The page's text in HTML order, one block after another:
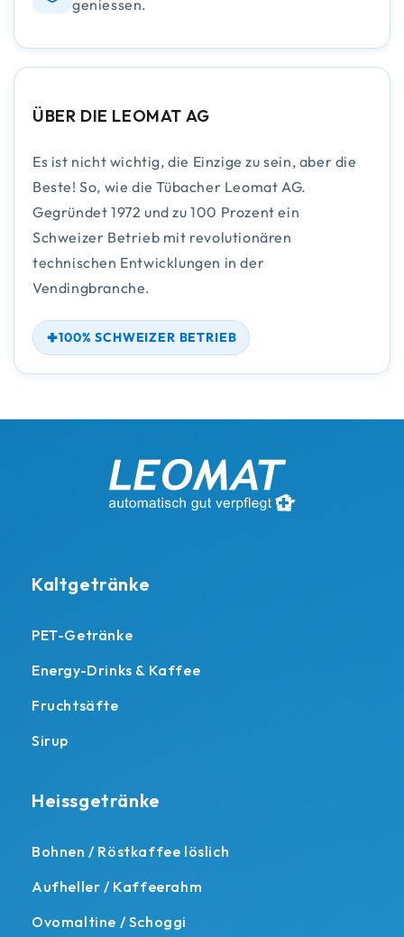
geniessen.
ÜBER DIE LEOMAT AG
Es ist nicht wichtig, die Einzige zu sein, aber die
Beste! So, wie die Tübacher Leomat AG.
Gegründet 1972 und zu 100 Prozent ein
Schweizer Betrieb mit revolutionären
technischen Entwicklungen in der
Vendingbranche.
100% SCHWEIZER BETRIEB
Kaltgetränke
PET-Getränke
Energy-Drinks & Kaffee
Fruchtsäfte
Sirup
Heissgetränke
Bohnen / Röstkaffee löslich
Aufheller / Kaffeerahm
Ovomaltine / Schoggi